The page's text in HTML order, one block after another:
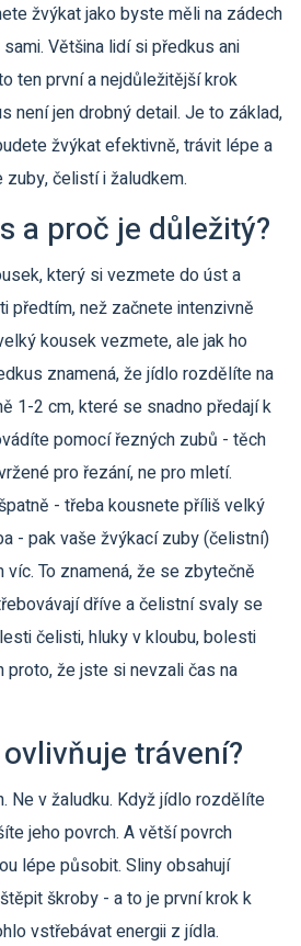
žvýkat jako byste měli na zádech
Většina lidí si předkus ani
ten první a nejdůležitější krok
není jen drobný detail. Je to základ,
žvýkat efektivně, trávit lépe a
čelistí i žaludkem.
a proč je důležitý?
který si vezmete do úst a
předtím, než začnete intenzivně
kousek vezmete, ale jak ho
znamená, že jídlo rozdělíte na
1-2 cm, které se snadno předají k
pomocí řezných zubů - těch
pro řezání, ne pro mletí.
- třeba kousnete příliš velký
- pak vaše žvýkací zuby (čelistní)
To znamená, že se zbytečně
dříve a čelistní svaly se
čelisti, hluky v kloubu, bolesti
proto, že jste si nevzali čas na
trávení?
Ne v žaludku. Když jídlo rozdělíte
jeho povrch. A větší povrch
lépe působit. Sliny obsahují
škroby - a to je první krok k
vstřebávat energii z jídla.